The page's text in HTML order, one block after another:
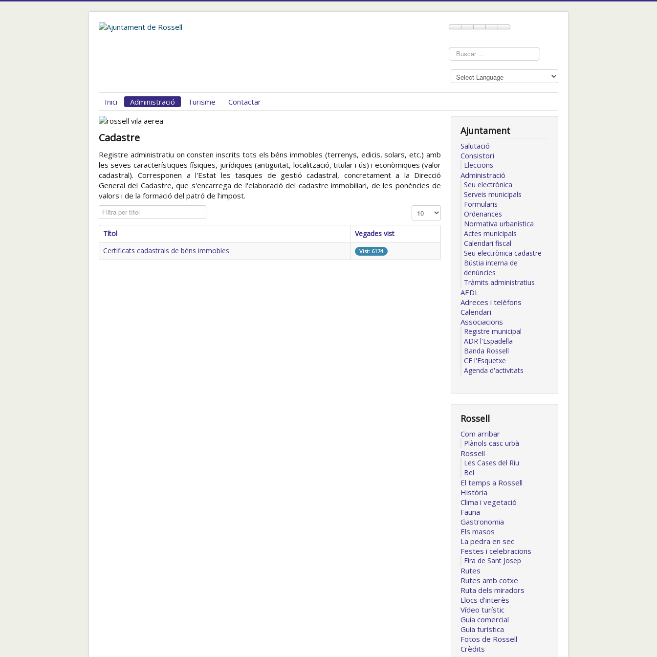
Cercar
...
Inici Administració Turisme Contactar
Cadastre
Registre administratiu on consten inscrits tots els béns immobles (terrenys, edificis, solars, etc.) amb
les seves característiques físiques, jurídiques (antiguitat, localització, titular i ús) i econòmiques (valor
cadastral). Corresponen a l'Estat les tasques de gestió cadastral, concretament a la Direcció
General del Cadastre, que s'encarrega de l'elaboració del cadastre immobiliari, de les ponències de
valors i de la formació del patró de l'impost.
Filtra per títol Mostra #
Títol
Vegades vist
Certificats cadastrals de béns immobles
Vist: 6174
Ajuntament
Salutació
Consistori
Eleccions
Administració
Seu electrònica
Serveis municipals
Formularis
Ordenances
Normativa urbanística
Actes municipals
Calendari fiscal
Seu electrònica cadastre
Bústia interna de
denúncies
Tràmits administratius
AEDL
Adreces i telèfons
Calendari
Associacions
Registre municipal
ADR l'Espadella
Banda Rossell
CE l'Esquetxe
Agenda d'activitats
Rossell
Com arribar
Plànols casc urbà
Rossell
Les Cases del Riu
Bel
El temps a Rossell
Història
Clima i vegetació
Fauna
Gastronomia
Els masos
La pedra en sec
Festes i celebracions
Fira de Sant Josep
Rutes
Rutes amb cotxe
Ruta dels miradors
Llocs d'interès
Vídeo turístic
Guia comercial
Guia turística
Fotos de Rossell
Crèdits